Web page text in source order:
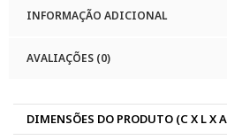
INFORMAÇÃO ADICIONAL
AVALIAÇÕES (0)
DIMENSÕES DO PRODUTO (C X L X